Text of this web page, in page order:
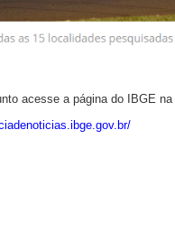
acesse a página do IBGE